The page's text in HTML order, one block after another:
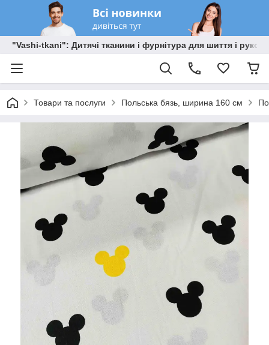
"Vashi-tkani": Дитячі тканини і фурнітура для шиття і
Товари та послуги Польська бязь, ширина 160 см